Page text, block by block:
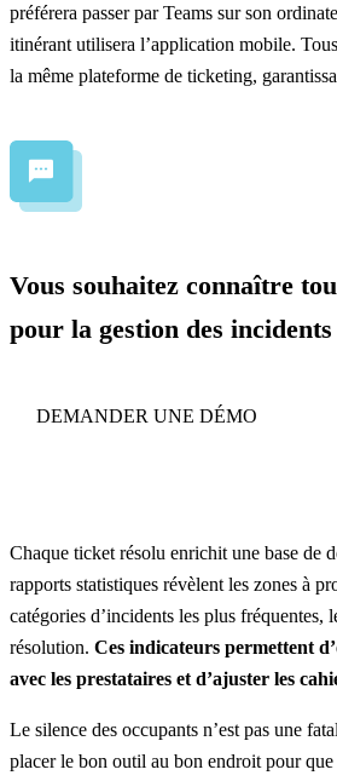
préférera passer par Teams sur son
itinérant utilisera l’application mobile.
la même plateforme de ticketing,
Vous souhaitez connaître
pour la gestion des incidents
DEMANDER UNE DÉMO
Chaque ticket résolu enrichit une base de
rapports statistiques révèlent les zones à
catégories d’incidents les plus fréquentes,
résolution. Ces indicateurs permettent
avec les prestataires et d’ajuster les
Le silence des occupants n’est pas une
placer le bon outil au bon endroit pour